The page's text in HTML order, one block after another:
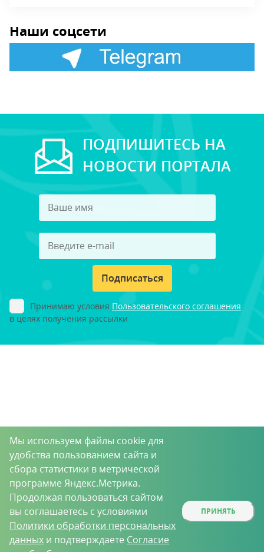
Наши соцсети
ПОДПИШИТЕСЬ НА
НОВОСТИ ПОРТАЛА
Подписаться
Принимаю условия Пользовательского соглашения
в целях получения рассылки
Мы используем файлы cookie для
удобства пользованием сайта и
сбора статистики в метрической
программе Яндекс.Метрика.
Продолжая пользоваться сайтом
вы соглашаетесь с условиями
Политики обработки персональных
данных и подтверждаете Согласие
ПРИНЯТЬ